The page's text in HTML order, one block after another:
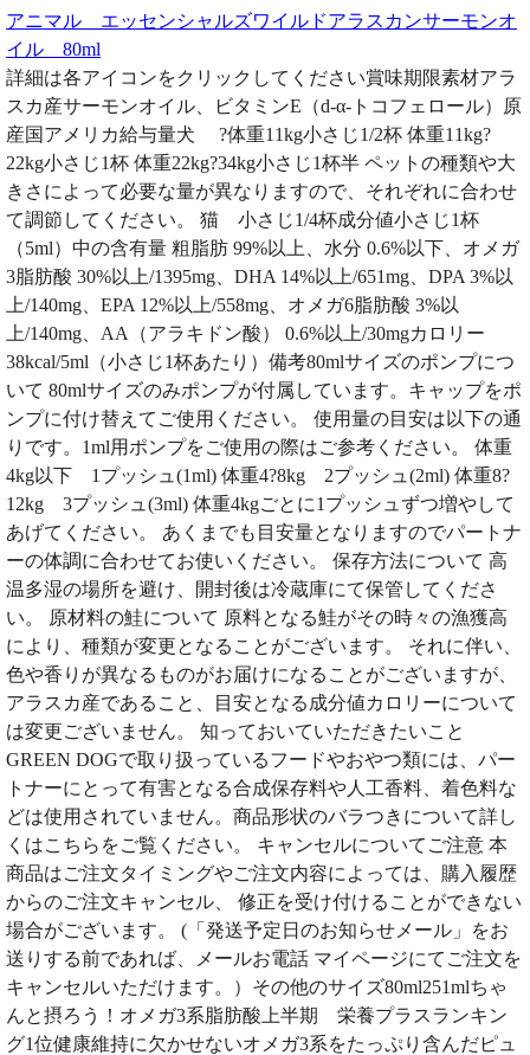
アニマル エッセンシャルズワイルドアラスカンサーモンオ
イル 80ml
詳細は各アイコンをクリックしてください賞味期限素材アラ
スカ産サーモンオイル、ビタミンE（d-α-トコフェロール）原
産国アメリカ給与量犬 ?体重11kg小さじ1/2杯 体重11kg?
22kg小さじ1杯 体重22kg?34kg小さじ1杯半 ペットの種類や大
きさによって必要な量が異なりますので、それぞれに合わせ
て調節してください。 猫 小さじ1/4杯成分値小さじ1杯
（5ml）中の含有量 粗脂肪 99%以上、水分 0.6%以下、オメガ
3脂肪酸 30%以上/1395mg、DHA 14%以上/651mg、DPA 3%以
上/140mg、EPA 12%以上/558mg、オメガ6脂肪酸 3%以
上/140mg、AA（アラキドン酸） 0.6%以上/30mgカロリー
38kcal/5ml（小さじ1杯あたり）備考80mlサイズのポンプにつ
いて 80mlサイズのみポンプが付属しています。キャップをポ
ンプに付け替えてご使用ください。 使用量の目安は以下の通
りです。1ml用ポンプをご使用の際はご参考ください。 体重
4kg以下 1プッシュ(1ml) 体重4?8kg 2プッシュ(2ml) 体重8?
12kg 3プッシュ(3ml) 体重4kgごとに1プッシュずつ増やして
あげてください。 あくまでも目安量となりますのでパートナ
ーの体調に合わせてお使いください。 保存方法について 高
温多湿の場所を避け、開封後は冷蔵庫にて保管してくださ
い。 原材料の鮭について 原料となる鮭がその時々の漁獲高
により、種類が変更となることがございます。 それに伴い、
色や香りが異なるものがお届けになることがございますが、
アラスカ産であること、目安となる成分値カロリーについて
は変更ございません。 知っておいていただきたいこと
GREEN DOGで取り扱っているフードやおやつ類には、パー
トナーにとって有害となる合成保存料や人工香料、着色料な
どは使用されていません。商品形状のバラつきについて詳し
くはこちらをご覧ください。 キャンセルについてご注意 本
商品はご注文タイミングやご注文内容によっては、購入履歴
からのご注文キャンセル、 修正を受け付けることができない
場合がございます。 (「発送予定日のお知らせメール」をお
送りする前であれば、メールお電話 マイページにてご注文を
キャンセルいただけます。）その他のサイズ80ml251mlちゃ
んと摂ろう！オメガ3系脂肪酸上半期 栄養プラスランキン
グ1位健康維持に欠かせないオメガ3系をたっぷり含んだピュ